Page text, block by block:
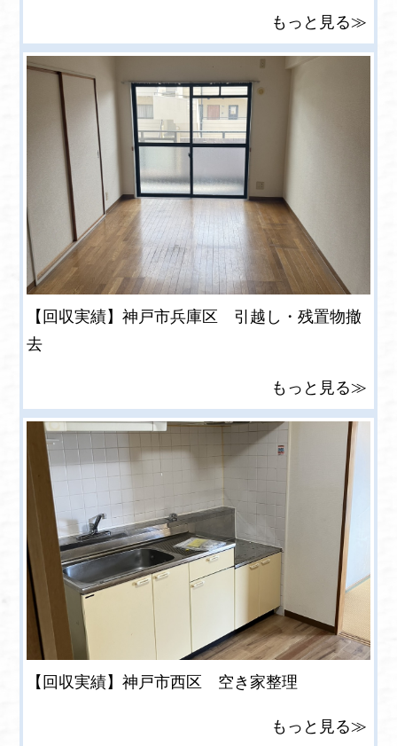
もっと見る≫
【回収実績】神戸市兵庫区 引越し・残置物撤
去
もっと見る≫
【回収実績】神戸市西区 空き家整理
もっと見る≫